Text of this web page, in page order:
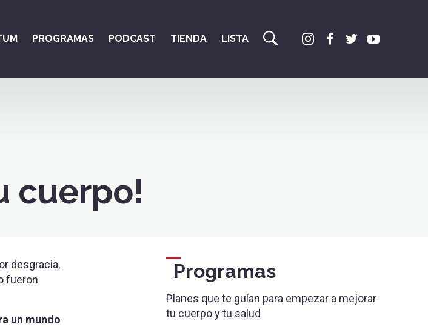
PROGRAMAS PODCAST TIENDA LISTA
cuerpo!
desgracia,
fueron
un mundo
Programas
Planes que te guían para empezar a mejorar
tu cuerpo y tu salud